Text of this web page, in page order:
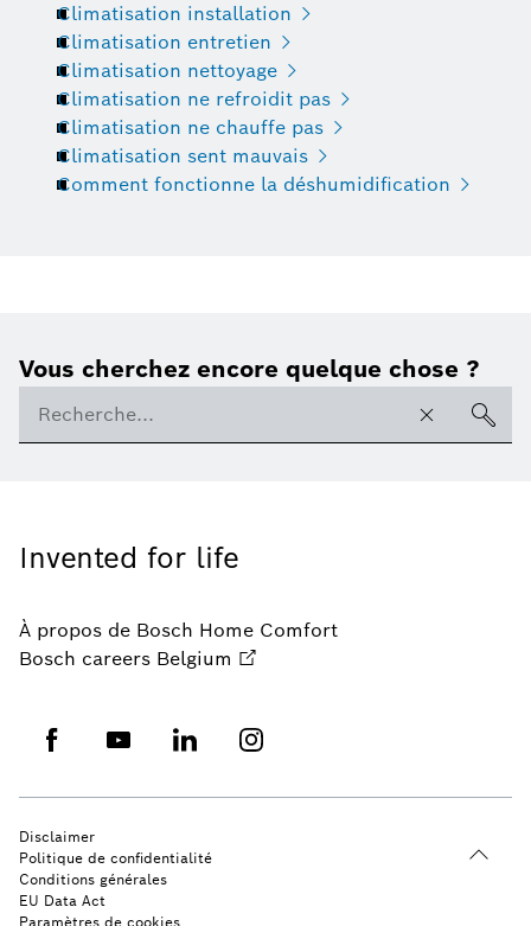
Climatisation installation
Climatisation entretien
Climatisation nettoyage
Climatisation ne refroidit pas
Climatisation ne chauffe pas
Climatisation sent mauvais
Comment fonctionne la déshumidification
Vous cherchez encore quelque chose ?
Invented for life
À propos de Bosch Home Comfort
Bosch careers Belgium
Disclaimer
Politique de confidentialité
Conditions générales
EU Data Act
Paramètres de cookies